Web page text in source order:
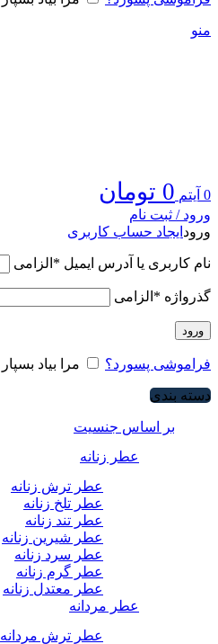
منو
0 آیتم 0 تومان
ورود / ثبت نام
ورود ایجاد حساب کاربری
نام کاربری یا آدرس ایمیل * الزامی
گذرواژه * الزامی
ورود
فراموشی پسورد؟ مرا بیاد بسپار
دسته بندی
بر اساس جنسیت
عطر زنانه
عطر ترش زنانه
عطر تلخ زنانه
عطر تند زنانه
عطر شیرین زنانه
عطر سرد زنانه
عطر گرم زنانه
عطر معتدل زنانه
عطر مردانه
عطر ترش مردانه